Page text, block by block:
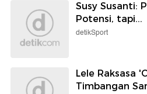
Susy Susanti:
Potensi, tapi...
detikSport
Lele Raksasa
Timbangan